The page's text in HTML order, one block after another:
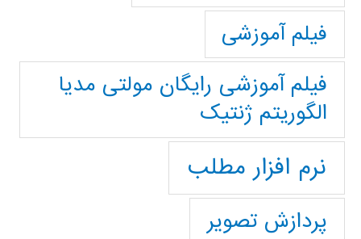
فیلم آموزشی
فیلم آموزشی رایگان مولتی مدیا
الگوریتم ژنتیک
نرم افزار مطلب
پردازش تصویر